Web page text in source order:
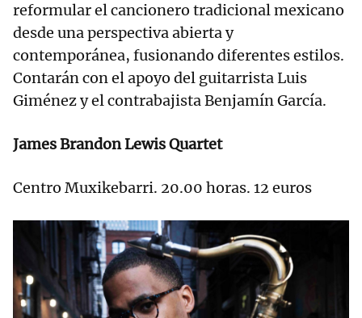
reformular el cancionero tradicional mexicano
desde una perspectiva abierta y
contemporánea, fusionando diferentes estilos.
Contarán con el apoyo del guitarrista Luis
Giménez y el contrabajista Benjamín García.
James Brandon Lewis Quartet
Centro Muxikebarri. 20.00 horas. 12 euros